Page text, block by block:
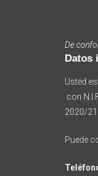
De
Datos
Usted
con
2020/
Puede